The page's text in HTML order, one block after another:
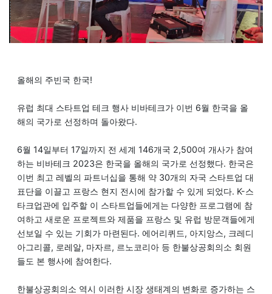
올해의 주빈국 한국!
유럽 최대 스타트업 테크 행사 비바테크가 이번 6월 한국을 올
해의 국가로 선정하며 돌아왔다.
6월 14일부터 17일까지 전 세계 146개국 2,500여 개사가 참여
하는 비바테크 2023은 한국을 올해의 국가로 선정했다. 한국은
이번 최고 레벨의 파트너십을 통해 약 30개의 자국 스타트업 대
표단을 이끌고 프랑스 현지 전시에 참가할 수 있게 되었다. K-스
타크업관에 입주할 이 스타트업들에게는 다양한 프로그램에 참
여하고 새로운 프로젝트와 제품을 프랑스 및 유럽 방문객들에게
선보일 수 있는 기회가 마련된다. 에어리퀴드, 아지앙스, 크레디
아그리콜, 로레알, 마자르, 르노코리아 등 한불상공회의소 회원
들도 본 행사에 참여한다.
한불상공회의소 역시 이러한 시장 생태계의 변화로 증가하는 스